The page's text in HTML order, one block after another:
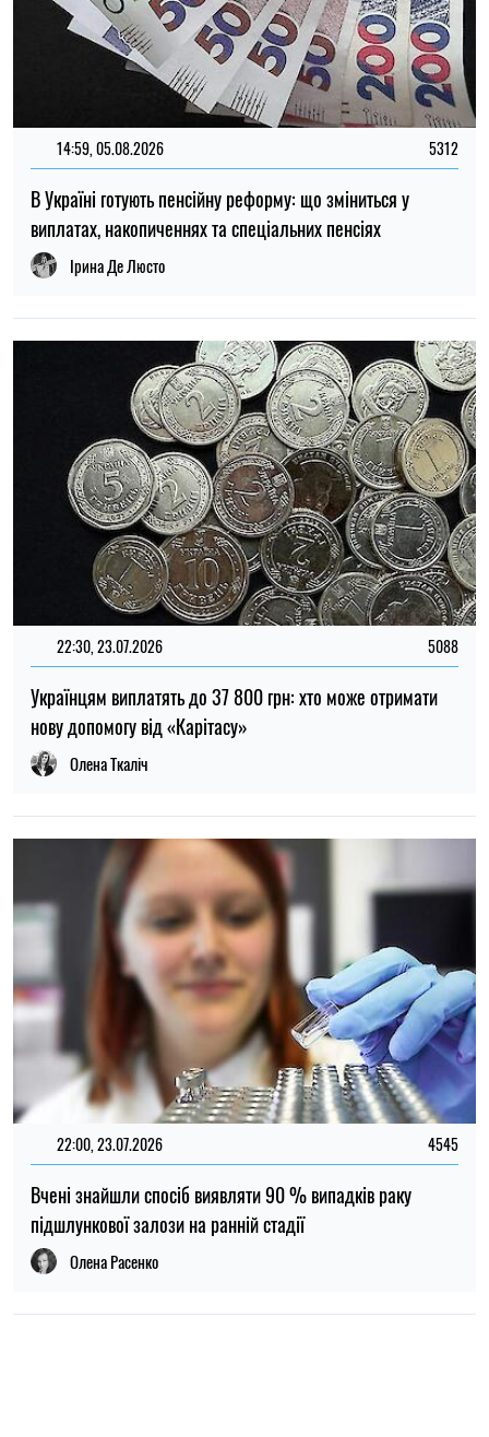
15:59, 06.08.2026 77
Новий контракт у війську: Міноборони пояснило правила
розрахунку майбутньої відстрочки
Ірина Де Люсто
15:35, 06.08.2026 221
Абітурієнти отримали рекомендації щодо зарахування:
МОН нагадало про терміни підтвердження місця
12:59, 06.08.2026 78
МОН продовжило вступну кампанію до аспірантури: нові
терміни подання заяв та складання іспитів
Ірина Де Люсто